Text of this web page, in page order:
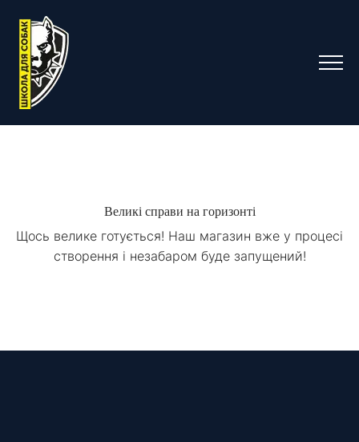
Великі справи на горизонті
Щось велике готується! Наш магазин вже у процесі
створення і незабаром буде запущений!